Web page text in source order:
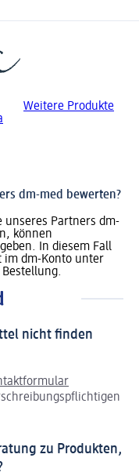
Weitere Produkte
dm-med bewerten?
unseres Partners dm-
können
In diesem Fall
im dm-Konto unter
nicht finden
zu Produkten,